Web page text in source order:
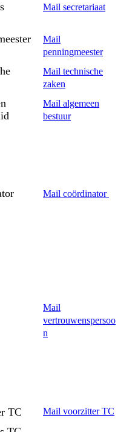
Mail secretariaat
Mail
penningmeester
Mail technische
zaken
Mail algemeen
bestuur
Mail coördinator
Mail
vertrouwenspersoo
n
TC Mail voorzitter TC